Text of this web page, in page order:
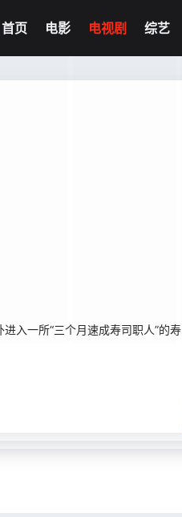
首页 电影 电视剧 综艺
入一所“三个月速成寿司职人”的寿